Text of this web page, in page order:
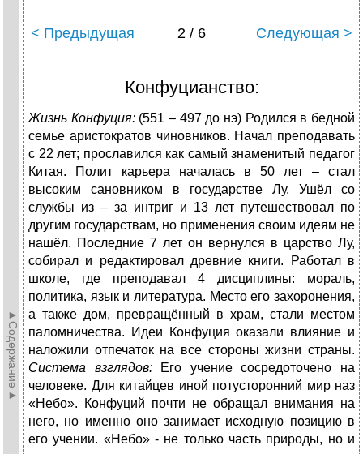
►Содержание►
< Предыдущая 2 / 6 Следующая >
Конфуцианство:
Жизнь Конфуция: (551 – 497 до нэ) Родился в бедной
семье аристократов чиновников. Начал преподавать
с 22 лет; прославился как самый знаменитый педагог
Китая. Полит карьера началась в 50 лет – стал
высоким сановником в государстве Лу. Ушёл со
службы из – за интриг и 13 лет путешествовал по
другим государствам, но применения своим идеям не
нашёл. Последние 7 лет он вернулся в царство Лу,
собирал и редактировал древние книги. Работал в
школе, где преподавал 4 дисциплины: мораль,
политика, язык и литература. Место его захоронения,
а также дом, превращённый в храм, стали местом
паломничества. Идеи Конфуция оказали влияние и
наложили отпечаток на все стороны жизни страны.
Система взглядов:
Его учение сосредоточено на
человеке. Для китайцев иной потусторонний мир наз
«Небо». Конфуций почти не обращал внимания на
него, но именно оно занимает исходную позицию в
его учении. «Небо» - не только часть природы, но и